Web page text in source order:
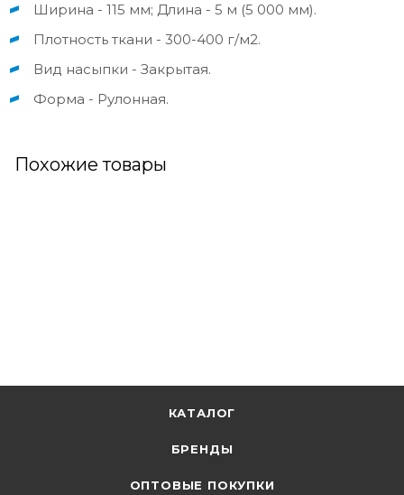
Ширина - 115 мм; Длина - 5 м (5 000 мм).
Плотность ткани - 300-400 г/м2.
Вид насыпки - Закрытая.
Форма - Рулонная.
Похожие товары
КАТАЛОГ
БРЕНДЫ
ОПТОВЫЕ ПОКУПКИ